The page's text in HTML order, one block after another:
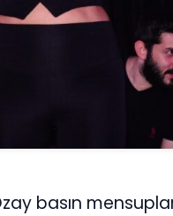
basın